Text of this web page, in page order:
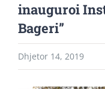
inauguroi
Bageri”
Dhjetor 14, 2019